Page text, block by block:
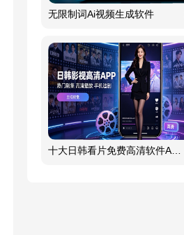
无限制词Ai视频生成软件